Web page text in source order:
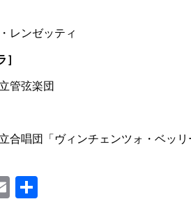
レンゼッティ
］
管弦楽団
唱団「ヴィンチェンツォ・ベッリ
Email